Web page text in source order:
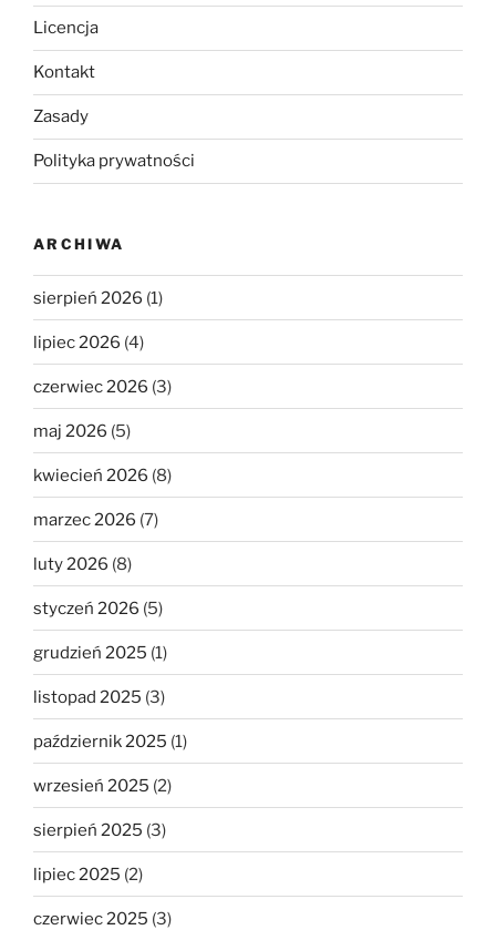
Licencja
Kontakt
Zasady
Polityka prywatności
ARCHIWA
sierpień 2026 (1)
lipiec 2026 (4)
czerwiec 2026 (3)
maj 2026 (5)
kwiecień 2026 (8)
marzec 2026 (7)
luty 2026 (8)
styczeń 2026 (5)
grudzień 2025 (1)
listopad 2025 (3)
październik 2025 (1)
wrzesień 2025 (2)
sierpień 2025 (3)
lipiec 2025 (2)
czerwiec 2025 (3)